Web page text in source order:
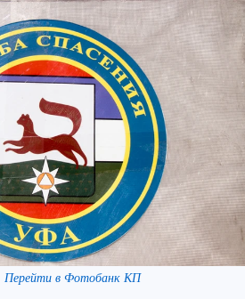
Перейти в Фотобанк КП